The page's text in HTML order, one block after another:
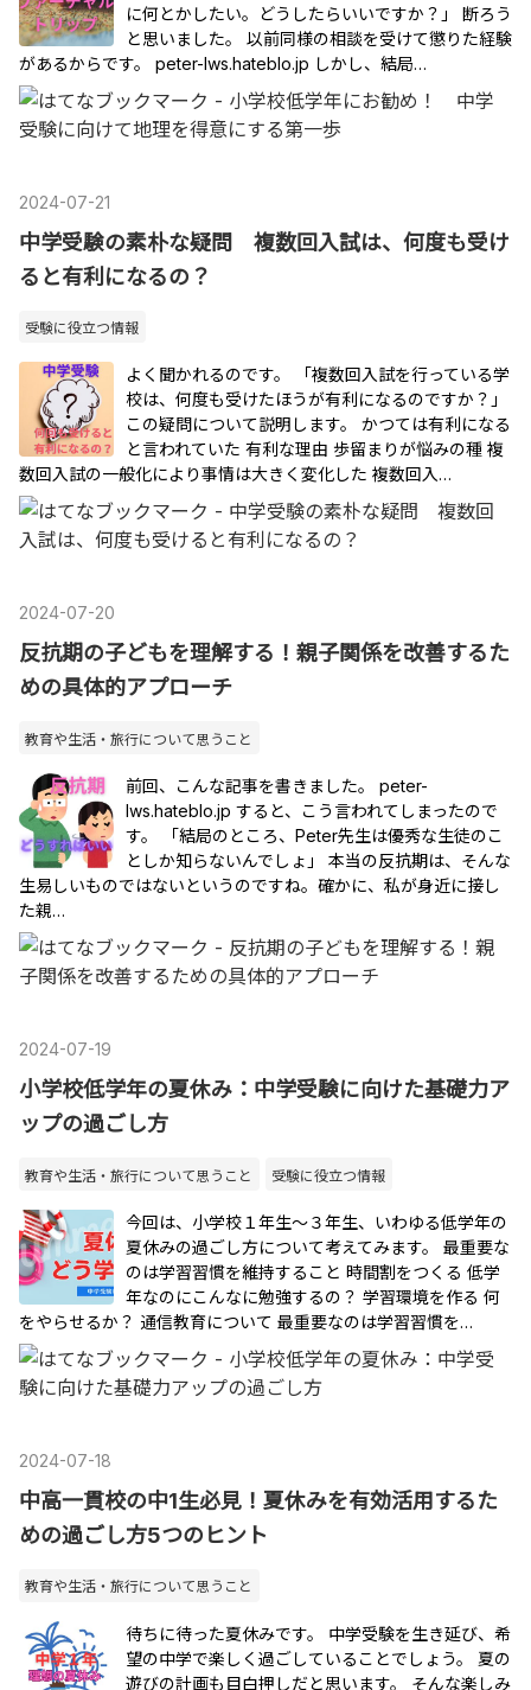
に何とかしたい。どうしたらいいですか？」 断ろう
と思いました。 以前同様の相談を受けて懲りた経験
があるからです。 peter-lws.hateblo.jp しかし、結局…
2024-07-21
中学受験の素朴な疑問 複数回入試は、何度も受け
ると有利になるの？
受験に役立つ情報
よく聞かれるのです。 「複数回入試を行っている学
校は、何度も受けたほうが有利になるのですか？」
この疑問について説明します。 かつては有利になる
と言われていた 有利な理由 歩留まりが悩みの種 複
数回入試の一般化により事情は大きく変化した 複数回入…
2024-07-20
反抗期の子どもを理解する！親子関係を改善するた
めの具体的アプローチ
教育や生活・旅行について思うこと
前回、こんな記事を書きました。 peter-
lws.hateblo.jp すると、こう言われてしまったので
す。 「結局のところ、Peter先生は優秀な生徒のこ
としか知らないんでしょ」 本当の反抗期は、そんな
生易しいものではないというのですね。確かに、私が身近に接し
た親…
2024-07-19
小学校低学年の夏休み：中学受験に向けた基礎力ア
ップの過ごし方
教育や生活・旅行について思うこと 受験に役立つ情報
今回は、小学校１年生～３年生、いわゆる低学年の
夏休みの過ごし方について考えてみます。 最重要な
のは学習習慣を維持すること 時間割をつくる 低学
年なのにこんなに勉強するの？ 学習環境を作る 何
をやらせるか？ 通信教育について 最重要なのは学習習慣を…
2024-07-18
中高一貫校の中1生必見！夏休みを有効活用するた
めの過ごし方5つのヒント
教育や生活・旅行について思うこと
待ちに待った夏休みです。 中学受験を生き延び、希
望の中学で楽しく過ごしていることでしょう。 夏の
遊びの計画も目白押しだと思います。 そんな楽しみ